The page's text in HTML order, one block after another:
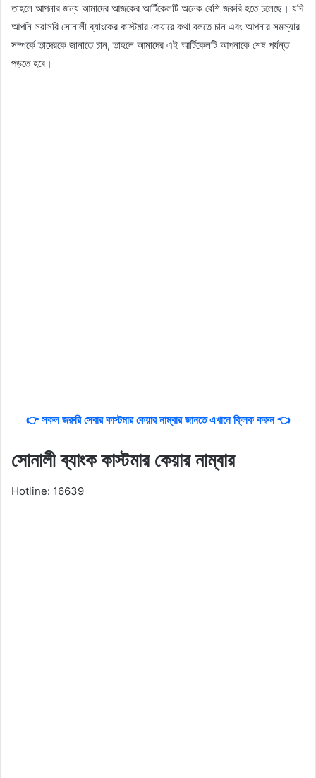
তাহলে আপনার জন্য আমাদের আজকের আর্টিকেলটি অনেক বেশি জরুরি হতে চলেছে। যদি
আপনি সরাসরি সোনালী ব্যাংকের কাস্টমার কেয়ারে কথা বলতে চান এবং আপনার সমস্যার
সম্পর্কে তাদেরকে জানাতে চান, তাহলে আমাদের এই আর্টিকেলটি আপনাকে শেষ পর্যন্ত
পড়তে হবে।
👉 সকল জরুরি সেবার কাস্টমার কেয়ার নাম্বার জানতে এখানে ক্লিক করুন 👈
সোনালী ব্যাংক কাস্টমার কেয়ার নাম্বার
Hotline: 16639